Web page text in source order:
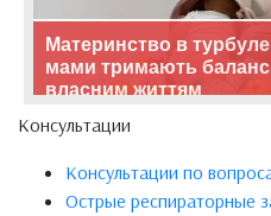
Материнство в
мами тримають баланс
власним життям
Консультации
Консультации по
Острые респираторные